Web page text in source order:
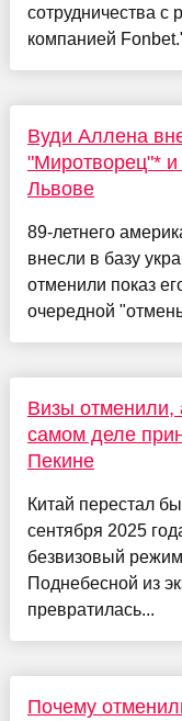
сотрудничества с
компанией
Вуди Аллена
"Миротворец"* и
Львове
89-летнего
внесли в базу
отменили показ
очередной
Визы отменили,
самом деле
Пекине
Китай перестал
сентября 2025
безвизовый
Поднебесной из
превратилась...
Почему